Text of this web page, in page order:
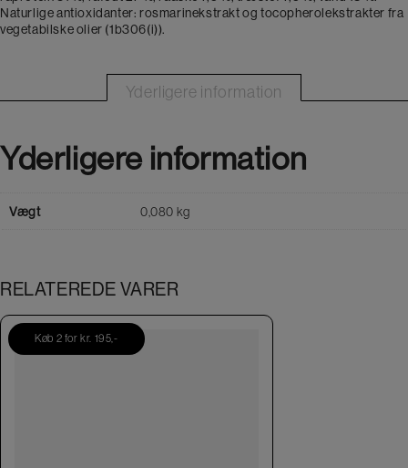
Naturlige antioxidanter: rosmarinekstrakt og tocopherolekstrakter fra
vegetabilske olier (1b306(i)).
Yderligere information
Yderligere information
Vægt 0,080 kg
RELATEREDE VARER
Køb 2 for kr. 195,-